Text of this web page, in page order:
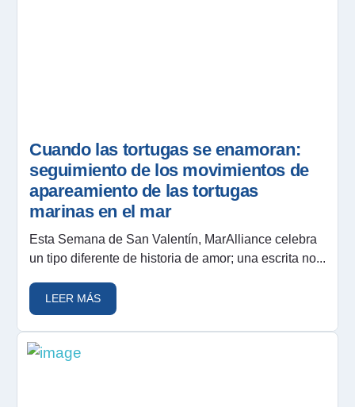
Cuando las tortugas se enamoran:
seguimiento de los movimientos de
apareamiento de las tortugas
marinas en el mar
Esta Semana de San Valentín, MarAlliance celebra
un tipo diferente de historia de amor; una escrita no...
LEER MÁS